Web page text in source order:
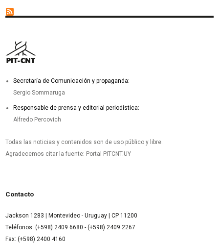
Secretaría de Comunicación y propaganda:
Sergio Sommaruga
Responsable de prensa y editorial periodística:
Alfredo Percovich
Todas las noticias y contenidos son de uso público y libre.
Agradecemos citar la fuente: Portal PITCNT.UY
Contacto
Jackson 1283 | Montevideo - Uruguay | CP 11200
Teléfonos: (+598) 2409 6680 - (+598) 2409 2267
Fax: (+598) 2400 4160